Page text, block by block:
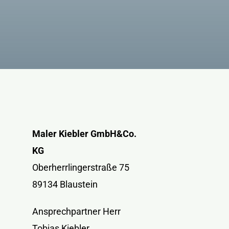
Maler Kiebler GmbH&Co.
KG
Oberherrlingerstraße 75
89134 Blaustein
Ansprechpartner Herr